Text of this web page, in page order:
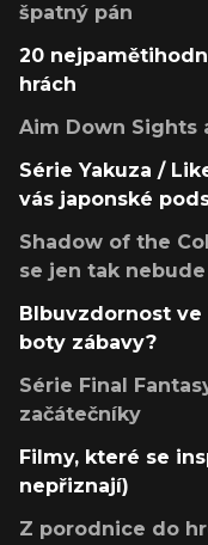
špatný pán
20
hrách
Aim Down Sights
Série Yakuza /
vás japonské
Shadow of the
se jen tak
Blbuvzdornost ve
boty zábavy?
Série Final
začátečníky
Filmy, které se
nepřiznají)
Z porodnice do